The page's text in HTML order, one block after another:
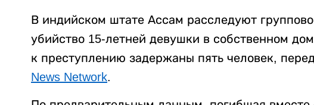
В индийском штате Ассам расследуют
убийство 15-летней девушки в собственном
к преступлению задержаны пять человек,
News Network.